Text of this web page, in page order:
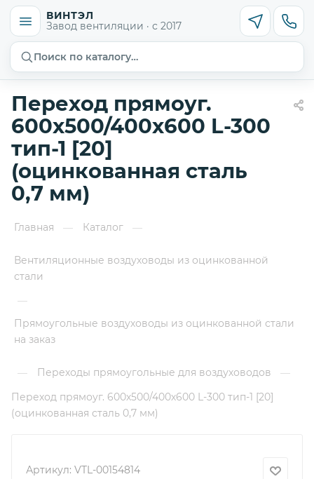
ВИНТЭЛ
Завод вентиляции · с 2017
Поиск по каталогу…
Переход прямоуг.
600х500/400х600 L-300
тип-1 [20]
(оцинкованная сталь
0,7 мм)
Главная — Каталог —
Вентиляционные воздуховоды из оцинкованной
стали
—
Прямоугольные воздуховоды из оцинкованной стали
на заказ
— Переходы прямоугольные для воздуховодов
—
Переход прямоуг. 600х500/400х600 L-300 тип-1 [20]
(оцинкованная сталь 0,7 мм)
Артикул: VTL-00154814